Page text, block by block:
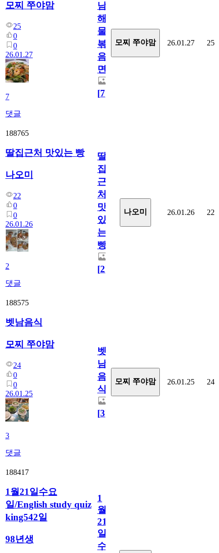
모찌 쭈야맘
25
0
0
26.01.27
7
댓글
남
해
물
볶
음
면
[7]
모찌 쭈야맘 26.01.27 25
188765
딸집근처 맛있는 빵
나오미
22
0
0
26.01.26
2
댓글
딸
집
근
처
맛
있
는
빵
[2]
나오미 26.01.26 22
188575
벳남음식
모찌 쭈야맘
24
0
0
26.01.25
3
댓글
벳
남
음
식
[3]
모찌 쭈야맘 26.01.25 24
188417
1월21일수요
일/English study quiz
king542일
98년생
1
월
21
일
수